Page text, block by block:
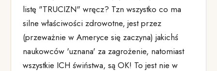
listę "TRUCIZN" wręcz? Tzn wszystko co ma
silne właściwości zdrowotne, jest przez
(przeważnie w Ameryce się zaczyna) jakichś
naukowców 'uznana' za zagrożenie, natomiast
wszystkie ICH świństwa, są OK! To jest nie w